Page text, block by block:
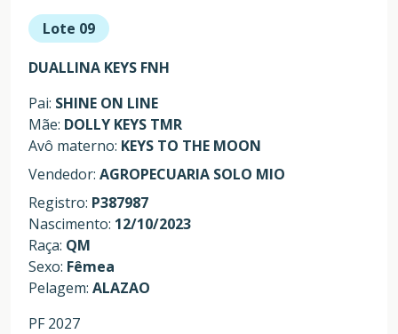
Lote 09
DUALLINA KEYS FNH
Pai: SHINE ON LINE
Mãe: DOLLY KEYS TMR
Avô materno: KEYS TO THE MOON
Vendedor: AGROPECUARIA SOLO MIO
Registro: P387987
Nascimento: 12/10/2023
Raça: QM
Sexo: Fêmea
Pelagem: ALAZAO
PF 2027